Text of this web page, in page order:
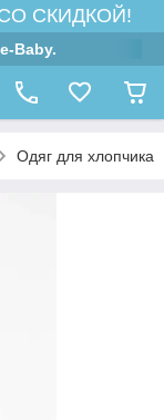
СКИДКОЙ!
Baby.
Одяг для хлопчика